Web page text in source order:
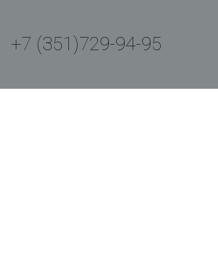
+7 (351)729-94-95